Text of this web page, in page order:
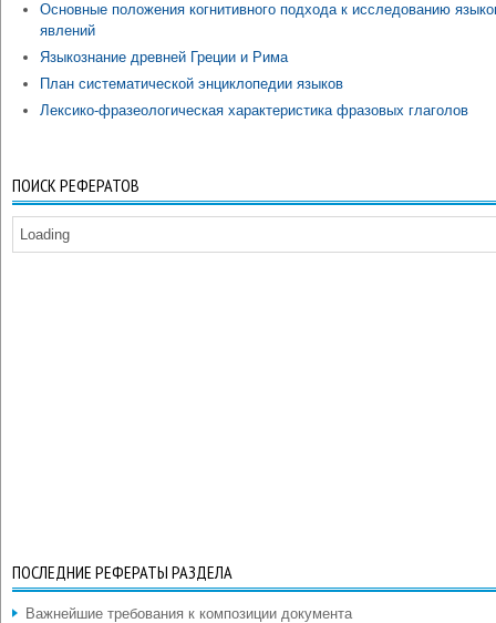
Основные положения когнитивного подхода к исследованию
явлений
Языкознание древней Греции и Рима
План систематической энциклопедии языков
Лексико-фразеологическая характеристика фразовых глаголов
ПОИСК РЕФЕРАТОВ
Loading
ПОСЛЕДНИЕ РЕФЕРАТЫ РАЗДЕЛА
Важнейшие требования к композиции документа